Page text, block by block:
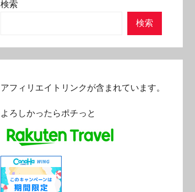
検索
検索
アフィリエイトリンクが含まれています。
よろしかったらポチっと